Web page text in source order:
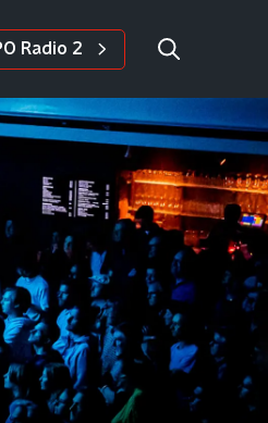
Radio 2